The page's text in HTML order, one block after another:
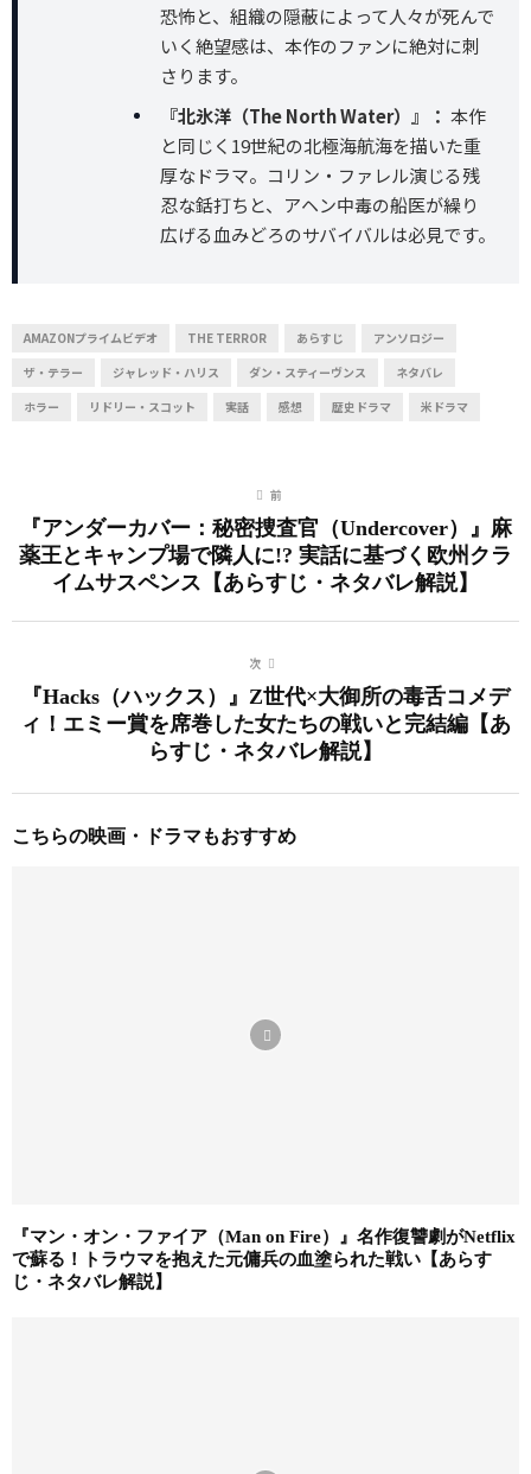
恐怖と、組織の隠蔽によって人々が死んで
いく絶望感は、本作のファンに絶対に刺
さります。
『北氷洋（The North Water）』： 本作
と同じく19世紀の北極海航海を描いた重
厚なドラマ。コリン・ファレル演じる残
忍な銛打ちと、アヘン中毒の船医が繰り
広げる血みどろのサバイバルは必見です。
AMAZONプライムビデオ THE TERROR あらすじ
アンソロジー
ザ・テラー
ジャレッド・ハリス ダン・スティーヴンス
ネタバレ
ホラー
リドリー・スコット 実話 感想 歴史ドラマ 米ドラマ
前
『アンダーカバー：秘密捜査官（Undercover）』麻
薬王とキャンプ場で隣人に!? 実話に基づく欧州クラ
イムサスペンス【あらすじ・ネタバレ解説】
次
『Hacks（ハックス）』Z世代×大御所の毒舌コメデ
ィ！エミー賞を席巻した女たちの戦いと完結編【あ
らすじ・ネタバレ解説】
こちらの映画・ドラマもおすすめ
『マン・オン・ファイア（Man on Fire）』名作復讐劇がNetflix
で蘇る！トラウマを抱えた元傭兵の血塗られた戦い【あらす
じ・ネタバレ解説】